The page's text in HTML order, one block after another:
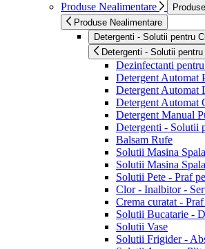
Produse Nealimentare
Produse Nealimentare
Detergenti - Solutii pentru
Detergenti - Solutii
Dezinfectanti
Detergent Automat
Detergent Automat
Detergent Automat
Detergent Manual
Detergenti - Solutii
Balsam Rufe
Solutii Masina
Solutii Masina
Solutii Pete - Praf
Clor - Inalbitor -
Crema curatat -
Solutii Bucatarie -
Solutii Vase
Solutii Frigider -